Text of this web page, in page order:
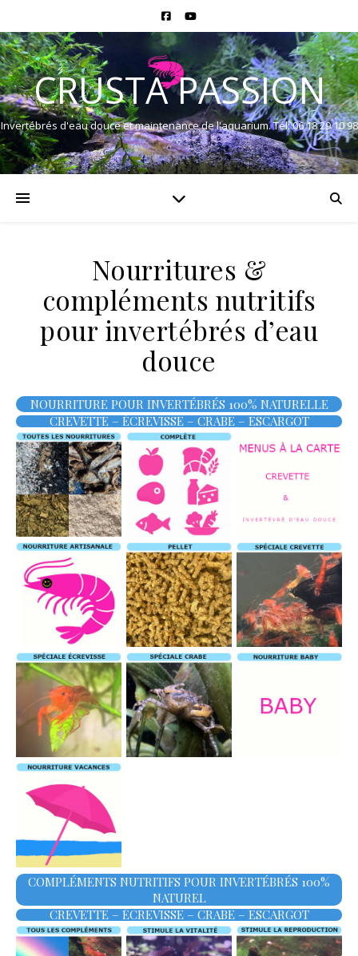
CRUSTA PASSION
Invertébrés d'eau douce et maintenance de l'aquarium. Tél: 06 18 29 10 98
Nourritures &
compléments nutritifs
pour invertébrés d’eau
douce
NOURRITURE POUR INVERTÉBRÉS 100% NATURELLE
CREVETTE – ÉCREVISSE – CRABE – ESCARGOT
COMPLÉMENTS NUTRITIFS POUR INVERTÉBRÉS 100%
NATUREL
CREVETTE – ÉCREVISSE – CRABE – ESCARGOT